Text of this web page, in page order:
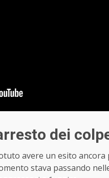
dei
avere un esito
stava passando